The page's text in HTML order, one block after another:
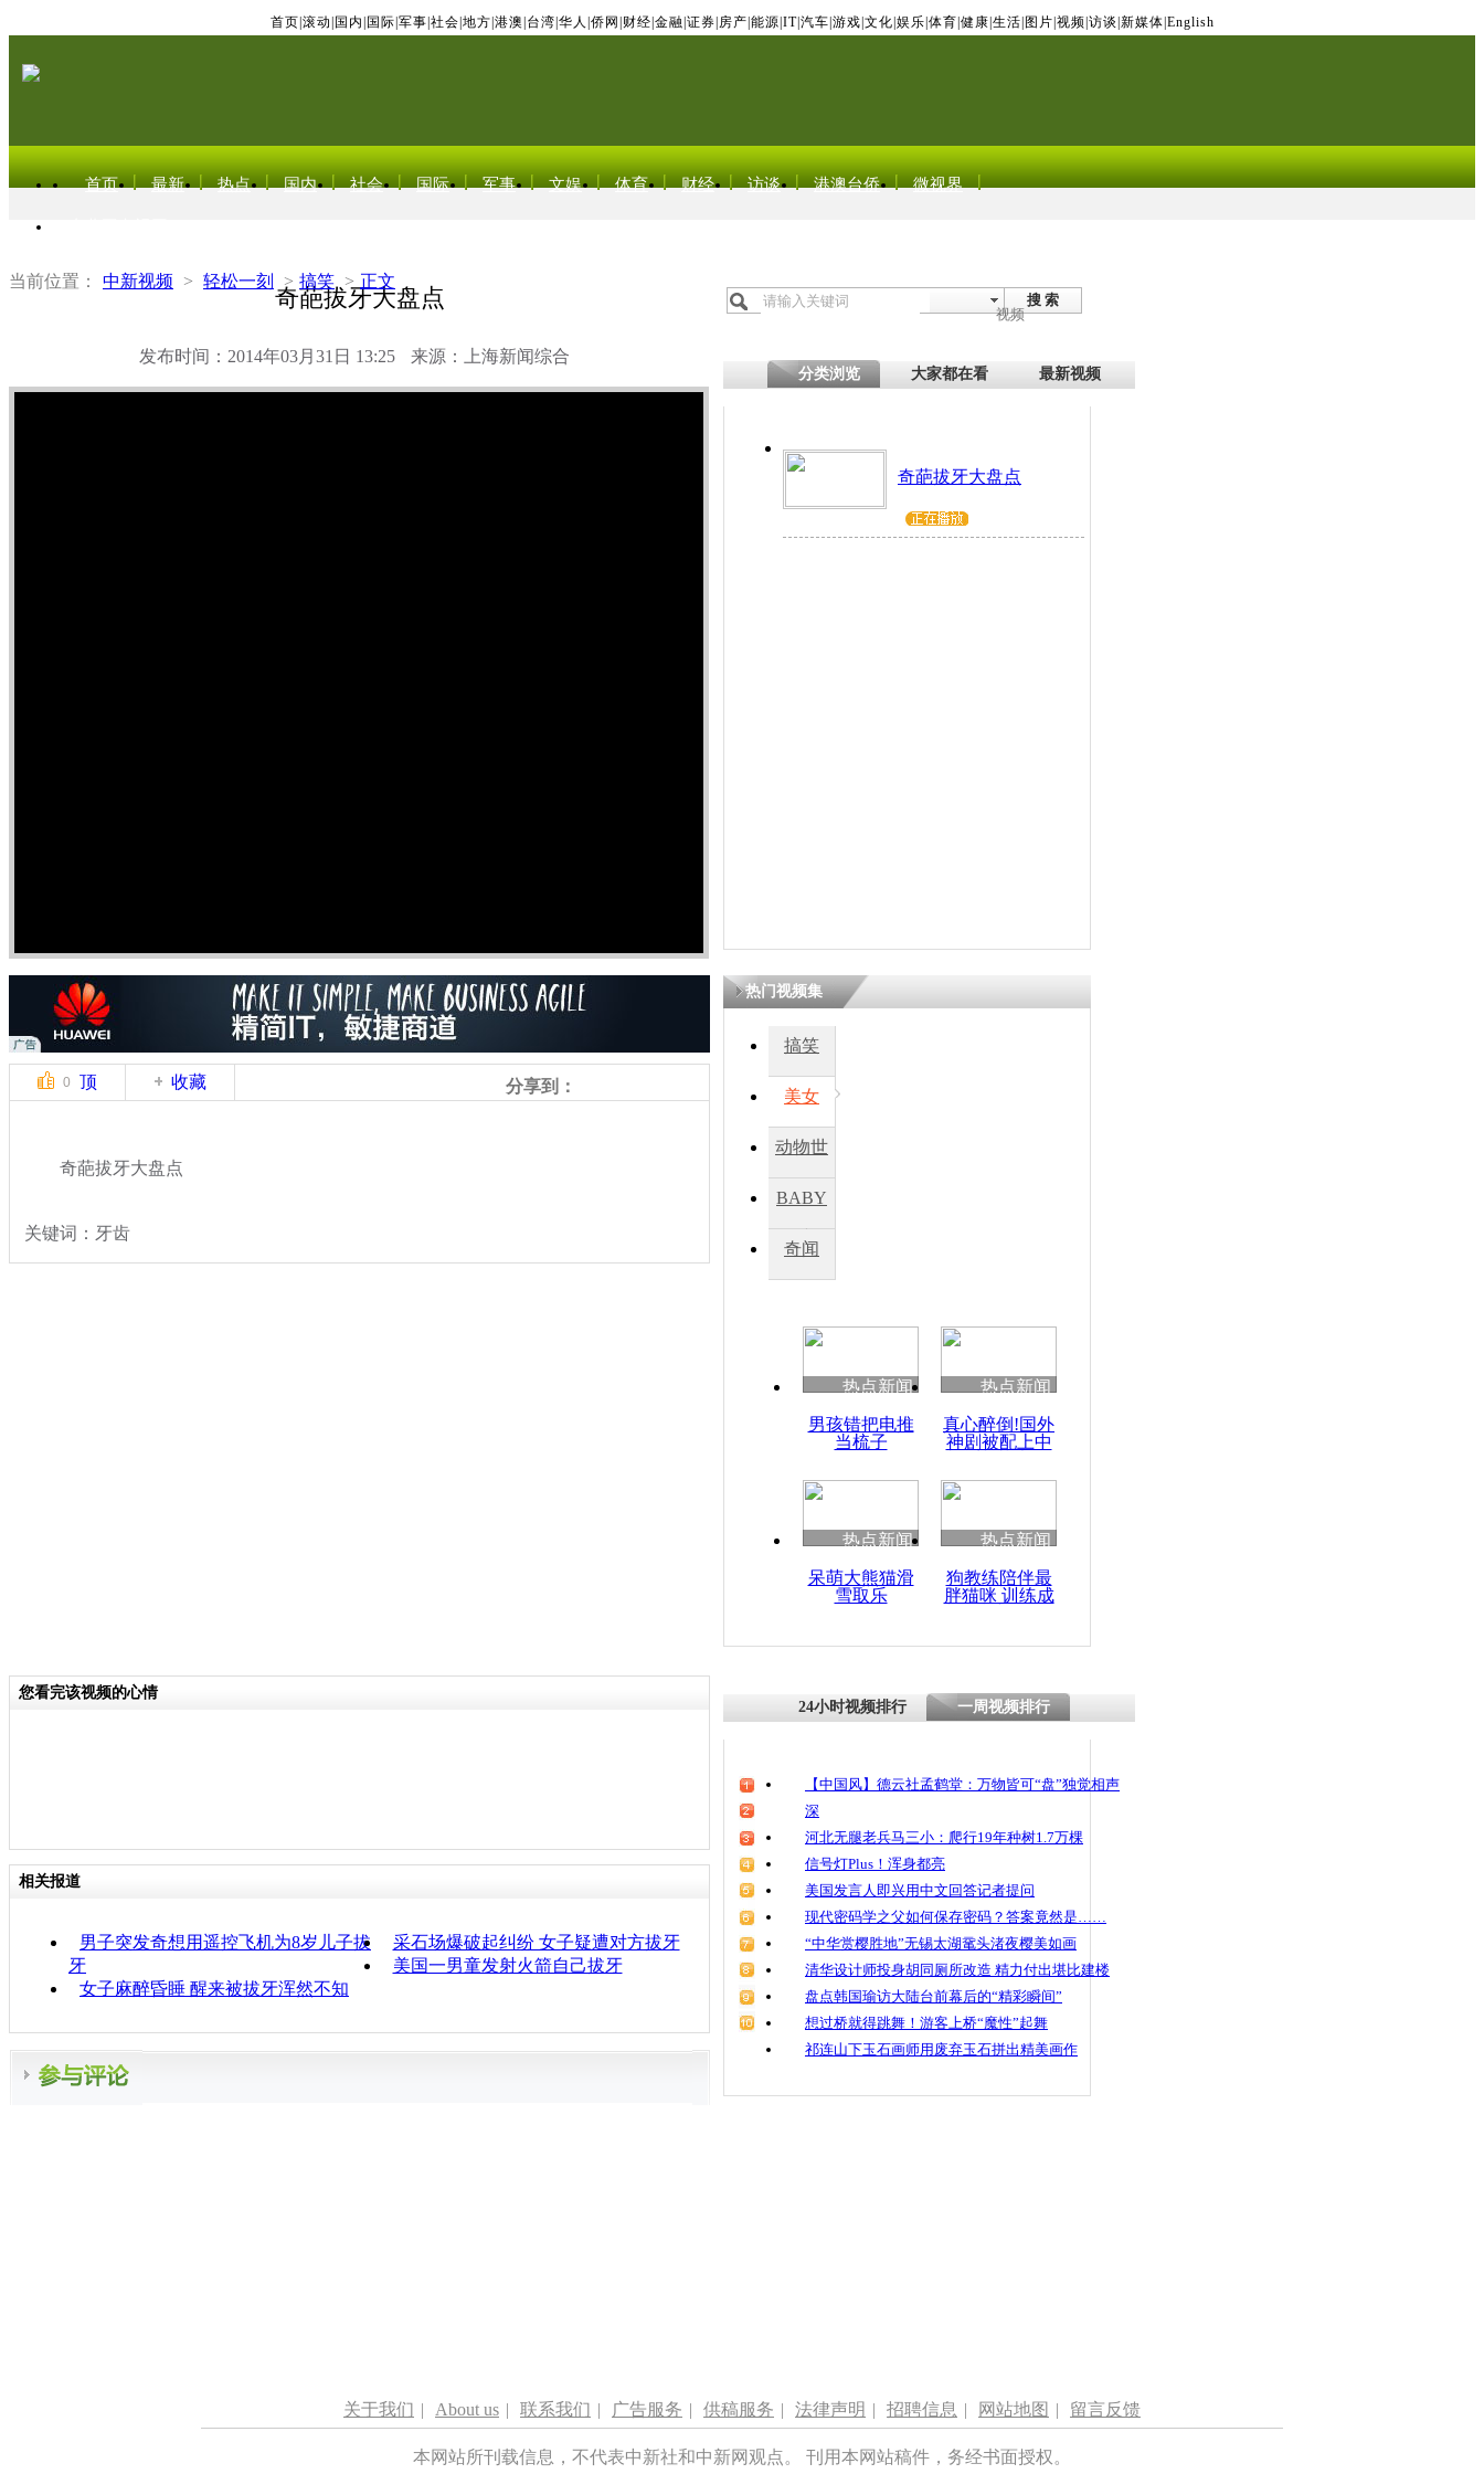
首页 滚动 国内 国际 军事 社会 地方 港澳 台湾 华人 侨网 财经 金融 证券 房产 能源 IT| 汽车 游戏 文化 娱乐 体育 健康 生活 图片 视频 访谈 新媒体 English
首页 最新 热点 国内 社会 国际 军事 文娱 体育 财经 访谈 港澳台侨 微视界
当前位置： 中新视频 > 轻松一刻 > 搞笑 > 正文
奇葩拔牙大盘点
发布时间：2014年03月31日 13:25 来源：上海新闻综合
搜 索
视频
分类浏览 大家都在看 最新视频
奇葩拔牙大盘点
0 顶 收藏 分享到：
奇葩拔牙大盘点
关键词：牙齿
热门视频集
搞笑
美女
动物世
BABY
秀
奇闻
热点新闻
男孩错把电推
当梳子
热点新闻
真心醉倒!国外
神剧被配上中
热点新闻
呆萌大熊猫滑
雪取乐
热点新闻
狗教练陪伴最
胖猫咪 训练成
您看完该视频的心情
相关报道
男子突发奇想用遥控飞机为8岁儿子拔
牙
采石场爆破起纠纷 女子疑遭对方拔牙
美国一男童发射火箭自己拔牙
女子麻醉昏睡 醒来被拔牙浑然不知
24小时视频排行 一周视频排行
【中国风】德云社孟鹤堂：万物皆可“盘”独觉相声
深
河北无腿老兵马三小：爬行19年种树1.7万棵
信号灯Plus！浑身都亮
美国发言人即兴用中文回答记者提问
现代密码学之父如何保存密码？答案竟然是……
“中华赏樱胜地”无锡太湖鼋头渚夜樱美如画
清华设计师投身胡同厕所改造 精力付出堪比建楼
盘点韩国瑜访大陆台前幕后的“精彩瞬间”
想过桥就得跳舞！游客上桥“魔性”起舞
祁连山下玉石画师用废弃玉石拼出精美画作
关于我们 | About us | 联系我们 | 广告服务 | 供稿服务 | 法律声明 | 招聘信息 | 网站地图 | 留言反馈
本网站所刊载信息，不代表中新社和中新网观点。 刊用本网站稿件，务经书面授权。